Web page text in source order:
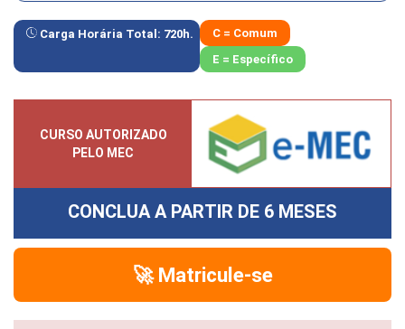
Carga Horária Total: 720h.
C = Comum
E = Específico
CURSO AUTORIZADO
PELO MEC
CONCLUA A PARTIR DE 6 MESES
🚀 Matricule-se